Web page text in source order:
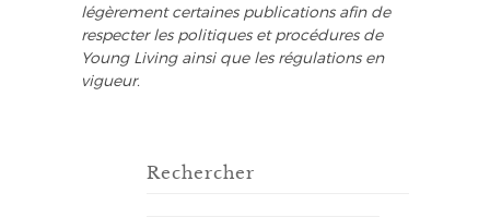
légèrement certaines publications afin de
respecter les politiques et procédures de
Young Living ainsi que les régulations en
vigueur.
Rechercher